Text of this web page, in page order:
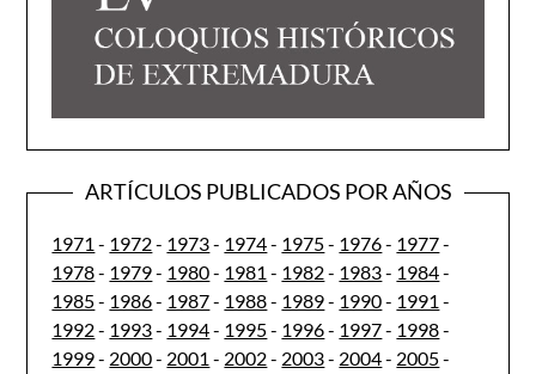
ARTÍCULOS PUBLICADOS POR AÑOS
1971 - 1972- 1973- 1974- 1975- 1976- 1977-
1978- 1979- 1980- 1981 - 1982- 1983- 1984-
1985- 1986- 1987- 1988- 1989- 1990- 1991 -
1992- 1993- 1994- 1995- 1996- 1997- 1998-
1999- 2000- 2001 - 2002- 2003- 2004- 2005-